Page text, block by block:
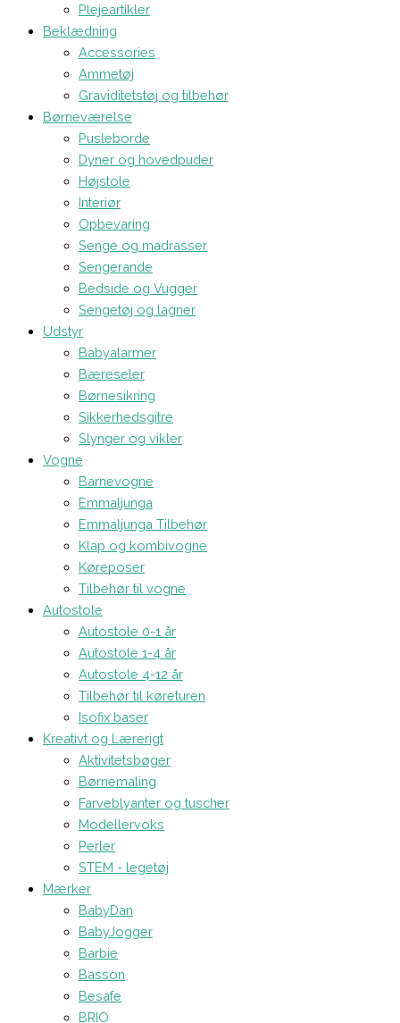
Plejeartikler
Beklædning
Accessories
Ammetøj
Graviditetstøj og tilbehør
Børneværelse
Pusleborde
Dyner og hovedpuder
Højstole
Interiør
Opbevaring
Senge og madrasser
Sengerande
Bedside og Vugger
Sengetøj og lagner
Udstyr
Babyalarmer
Bæreseler
Børnesikring
Sikkerhedsgitre
Slynger og vikler
Vogne
Barnevogne
Emmaljunga
Emmaljunga Tilbehør
Klap og kombivogne
Køreposer
Tilbehør til vogne
Autostole
Autostole 0-1 år
Autostole 1-4 år
Autostole 4-12 år
Tilbehør til køreturen
Isofix baser
Kreativt og Lærerigt
Aktivitetsbøger
Børnemaling
Farveblyanter og tuscher
Modellervoks
Perler
STEM - legetøj
Mærker
BabyDan
BabyJogger
Barbie
Basson
Besafe
BRIO